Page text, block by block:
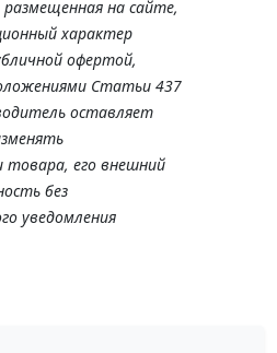
на сайте,
характер
офертой,
Статьи 437
оставляет
товара, его внешний
без
уведомления